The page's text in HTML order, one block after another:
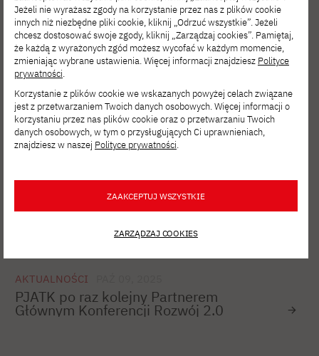
AKTUALNOŚCI MAR 23, 2026
Wykład otwarty prof. dr. hab. Romana
Słowińskiego
AKTUALNOŚCI STY 09, 2026
Webinar „Skąd się biorą specjaliści
od cyberbezpieczeństwa?”
GRU 14, 2025
AKTUALNOŚCI
PJATK po raz kolejny Partnerem
Głównym Konferencji Rozwój 2.0
Jeżeli nie wyrażasz zgody na korzystanie przez nas z plików cookie
innych niż niezbędne pliki cookie, kliknij „Odrzuć wszystkie”. Jeżeli
chcesz dostosować swoje zgody, kliknij „Zarządzaj cookies”. Pamiętaj,
że każdą z wyrażonych zgód możesz wycofać w każdym momencie,
zmieniając wybrane ustawienia. Więcej informacji znajdziesz Polityce
prywatności.
Korzystanie z plików cookie we wskazanych powyżej celach związane
jest z przetwarzaniem Twoich danych osobowych. Więcej informacji o
korzystaniu przez nas plików cookie oraz o przetwarzaniu Twoich
danych osobowych, w tym o przysługujących Ci uprawnieniach,
znajdziesz w naszej Polityce prywatności.
ZAAKCEPTUJ WSZYSTKIE
ZARZĄDZAJ COOKIES